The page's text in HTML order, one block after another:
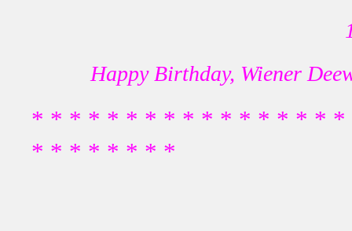
Happy Birthday, Wiener
* * * * * * * * * * * * * * * *
* * * * * * * *